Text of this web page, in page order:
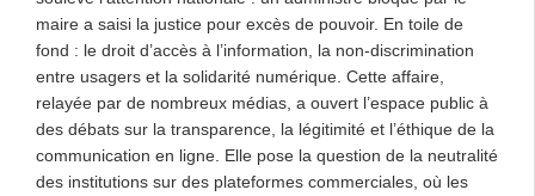
maire a saisi la justice pour excès de pouvoir. En toile de
fond : le droit d’accès à l’information, la non-discrimination
entre usagers et la solidarité numérique. Cette affaire,
relayée par de nombreux médias, a ouvert l’espace public à
des débats sur la transparence, la légitimité et l’éthique de la
communication en ligne. Elle pose la question de la neutralité
des institutions sur des plateformes commerciales, où les